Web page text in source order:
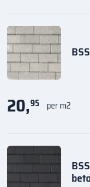
20,95 per m2